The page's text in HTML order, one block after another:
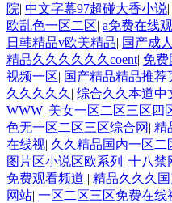
院| 中文字幕97超碰大香小说|
欧乱色一区二区| a免费在线
日韩精品v欧美精品| 国产成
精品久久久久久久coent| 免
视频一区| 国产精品精品推荐
久久久久久 | 综合久久本道中
WWW| 美女一区二区三区四
色无一区二区三区综合网 | 精
在线视| 久久精品国内一区二
图片区小说区欧系列 | 十八禁
免费观看频道 | 精品久久久
网站| 一区二区三区免费在线